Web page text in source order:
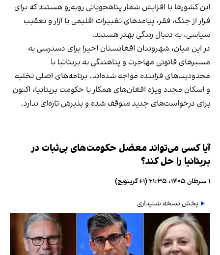
این کشورها با افزایش شمار پناهجویانی روبه‌رو هستند که برای
فرار از جنگ، فقر، پیامدهای تغییرات اقلیمی یا آزار و تعقیب
سیاسی، به دنبال زندگی بهتر هستند.
در این میان، شهروندان افغانستان اخیرا برای دسترسی به
مسیرهای قانونی مهاجرت و پناهندگی به بریتانیا با
محدودیت‌های فزاینده مواجه شده‌اند. برنامه‌های اصلی تخلیه
و اسکان مجدد ویژه افغان‌های همکار با حکومت بریتانیا، اکنون
برای درخواست‌های جدید متوقف شده و پذیرش تازه‌ای ندارد.
آیا کسی می‌تواند معضل حکومت‌های بی‌ثبات در
بریتانیا را حل کند؟
۱ سرطان ۱۴۰۵، ۲۱:۳۵ (‎+۱ گرینویچ)
پخش نسخه شنیداری